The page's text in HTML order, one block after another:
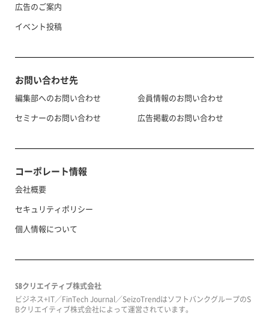
広告のご案内
イベント投稿
お問い合わせ先
編集部へのお問い合わせ
セミナーのお問い合わせ
会員情報のお問い合わせ
広告掲載のお問い合わせ
コーポレート情報
会社概要
セキュリティポリシー
個人情報について
SBクリエイティブ株式会社
ビジネス+IT／FinTech Journal／SeizoTrendはソフトバンクグループのS
Bクリエイティブ株式会社によって運営されています。